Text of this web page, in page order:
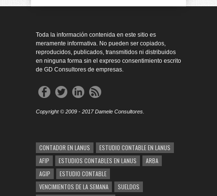
Toda la información contenida en este sitio es
meramente informativa. No pueden ser copiados,
reproducidos, publicados, transmitidos ni distribuidos
en ninguna forma sin el expreso consentimiento escrito
de GD Consultores de empresas.
Copyright © 2009 - 2017 Damele Consultores.
CONTADOR EN LANUS
ESTUDIO CONTABLE EN LANUS
AFIP
ESTUDIOS CONTABLES EN LANUS
ARBA
AGIP
ESTUDIO CONTABLE
VENCIMIENTOS DE LA SEMANA
SUELDOS